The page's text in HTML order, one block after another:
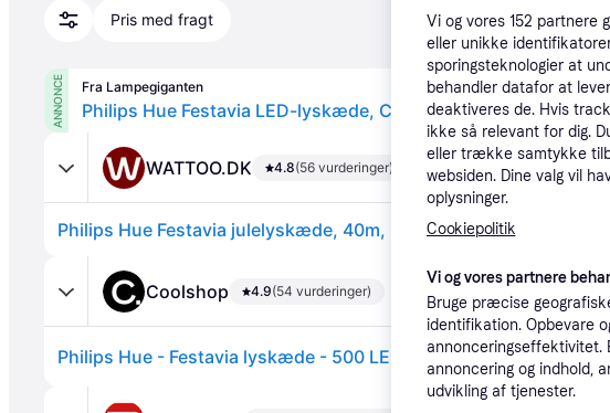
Pris med fragt
ANNONCE Fra Lampegiganten
WATTOO.DK 4.8(56 vurderinger)
Coolshop 4.9(54 vurderinger)
Philips Hue - Festavia lyskæde - 500 LED - EU 2x20 meter - Fri fragt og klar til levering - Prismatch
Vi og vores 152 partnere
eller unikke
sporingsteknologier at
behandler datafor at
deaktiveres de. Hvis
ikke så relevant for dig.
eller trække samtykke
websiden. Dine valg vil
oplysninger.
Cookiepolitik
Vi og vores partnere
Bruge præcise
identifikation. Opbevare
annonceringseffektivitet.
annoncering og indhold,
udvikling af tjenester.